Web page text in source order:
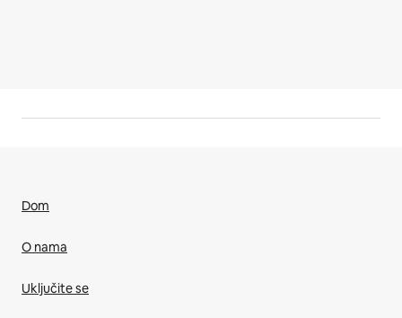
Dom
O nama
Uključite se